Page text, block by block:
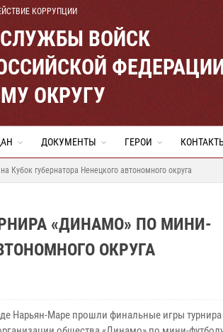
КОРРУПЦИИ
ВОЙСК
ОКРУГУ
ДОКУМЕНТЫ ГЕРОИ
Кубок губернатора Ненецкого автономного округа
«ДИНАМО» ПО МИНИ-
ОКРУГА
Нарьян-Маре прошли финальные игры